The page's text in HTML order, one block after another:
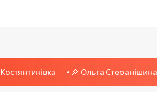
🔎 Ольга Стефанішина